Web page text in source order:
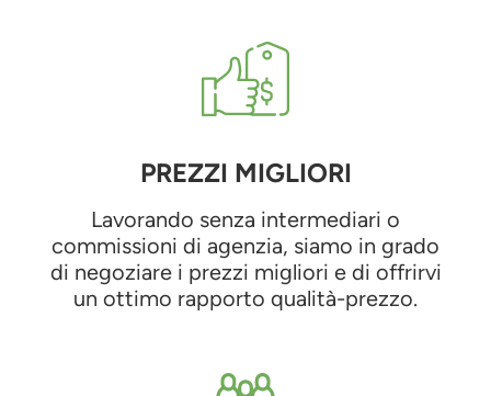
PREZZI MIGLIORI
Lavorando senza intermediari o
commissioni di agenzia, siamo in grado
di negoziare i prezzi migliori e di offrirvi
un ottimo rapporto qualità-prezzo.